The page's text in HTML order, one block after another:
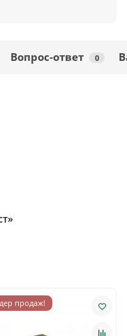
Вопрос-ответ 0
продаж!